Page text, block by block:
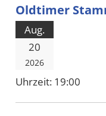
Oldtimer
Aug.
20
2026
Uhrzeit: 19:00